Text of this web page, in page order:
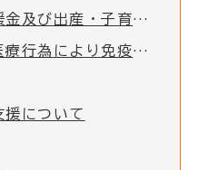
出産・子育て応援支援金及び出産・子育て応援ギフト(妊婦支援給付)について
紋別市骨髄移植等の医療行為により免疫を失った者に対する予防接種費用助成
援について